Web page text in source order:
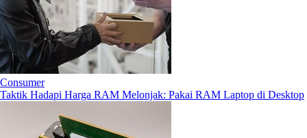
Consumer
Taktik Hadapi Harga RAM Melonjak: Pakai RAM Laptop di Desktop